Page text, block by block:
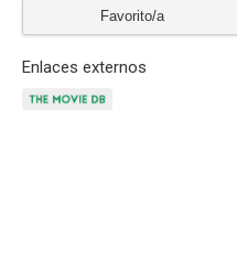
Favorito/a
Enlaces externos